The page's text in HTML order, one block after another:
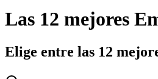
Las 12 mejores
Elige entre las 12